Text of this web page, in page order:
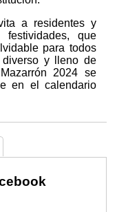
a residentes y
que
para todos
diverso y lleno de
2024 se
en el calendario